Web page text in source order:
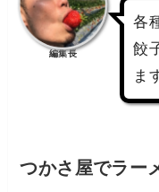
編集長
各
餃
ま
つかさ屋でラー